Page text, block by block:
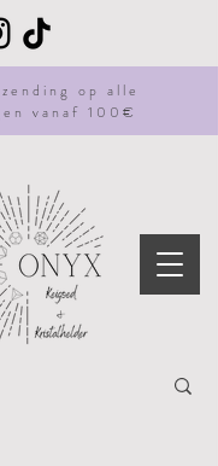
op alle
vanaf 100€